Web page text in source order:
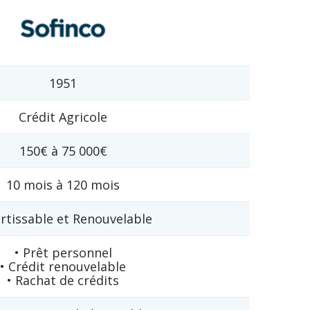
1951
Crédit Agricole
150€ à 75 000€
10 mois à 120 mois
et Renouvelable
• Prêt personnel
• Crédit renouvelable
• Rachat de crédits